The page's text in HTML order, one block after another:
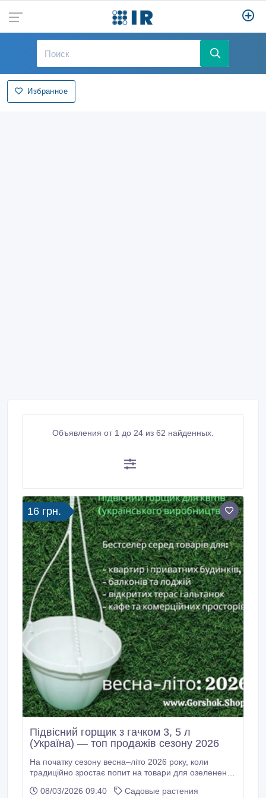
Избранное
Объявления от 1 до 24 из 62 найденных.
16 грн.
Підвісний горщик з гачком 3, 5 л
(Україна) — топ продажів сезону 2026
На початку сезону весна–літо 2026 року, коли
традиційно зростає попит на товари для озеленення
5 л українського виробництва став беззаперечним
08/03/2026 09:40
Садовые растения